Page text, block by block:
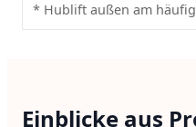
* Hublift außen am
Einblicke aus